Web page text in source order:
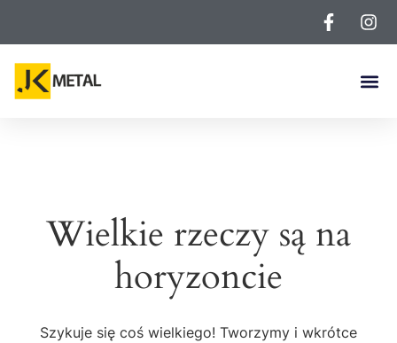
Wielkie rzeczy są na
horyzoncie
Szykuje się coś wielkiego! Tworzymy i wkrótce